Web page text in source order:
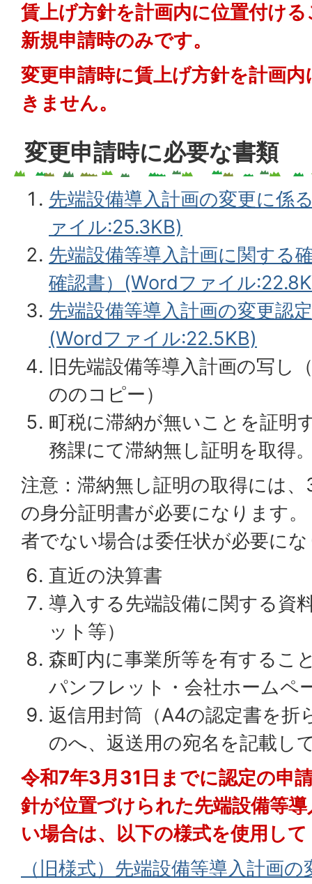
賃上げ方針を計画内に位置付け
新規申請時のみです。
変更申請時に賃上げ方針を計画
きません。
変更申請時に必要な書類
先端設備導入計画の変更に係
ァイル:25.3KB)
先端設備等導入計画に関する
確認書）(Wordファイル
先端設備等導入計画の変更認
(Wordファイル:22.5KB)
旧先端設備等導入計画の写し
ののコピー）
町税に滞納が無いことを証明
務課にて滞納無し証明を取得
注意：滞納無し証明の取得には
の身分証明書が必要になります
者でない場合は委任状が必要に
直近の決算書
導入する先端設備に関する資
ット等）
森町内に事業所等を有するこ
パンフレット・会社ホームペ
返信用封筒（A4の認定書を折
のへ、返送用の宛名を記載し
令和7年3月31日までに認定の申
針が位置づけられた先端設備等
い場合は、以下の様式を使用し
（旧様式）先端設備等導入計画